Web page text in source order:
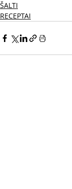
ŠALTI
RECEPTAI